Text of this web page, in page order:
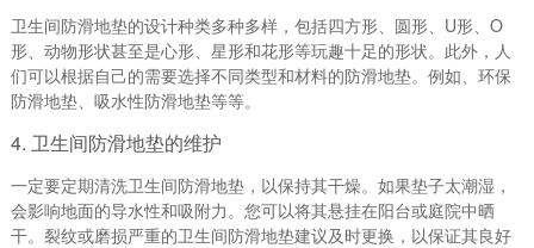
卫生间防滑地垫的设计种类多种多样，包括四方形、圆形、U形、O
形、动物形状甚至是心形、星形和花形等玩趣十足的形状。此外，人
们可以根据自己的需要选择不同类型和材料的防滑地垫。例如、环保
防滑地垫、吸水性防滑地垫等等。
4. 卫生间防滑地垫的维护
一定要定期清洗卫生间防滑地垫，以保持其干燥。如果垫子太潮湿，
会影响地面的导水性和吸附力。您可以将其悬挂在阳台或庭院中晒
干。裂纹或磨损严重的卫生间防滑地垫建议及时更换，以保证其良好